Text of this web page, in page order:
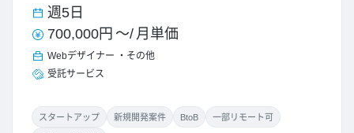
週5日
700,000円 ～/ 月単価
Webデザイナー
その他
受託サービス
スタートアップ 新規開発案件 BtoB 一部リモート可